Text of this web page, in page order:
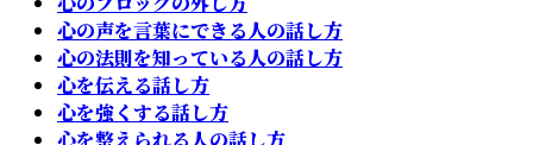
心の声を言葉にできる人の話し方
心の法則を知っている人の話し方
心を伝える話し方
心を強くする話し方
心を整えられる人の話し方